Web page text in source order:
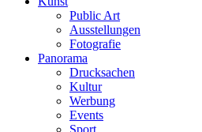
Public Art
Ausstellungen
Fotografie
Panorama
Drucksachen
Kultur
Werbung
Events
Sport